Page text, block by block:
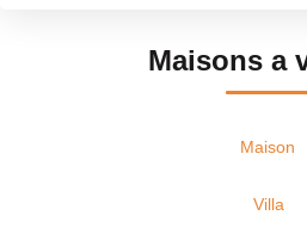
Maisons a
Maison
Villa